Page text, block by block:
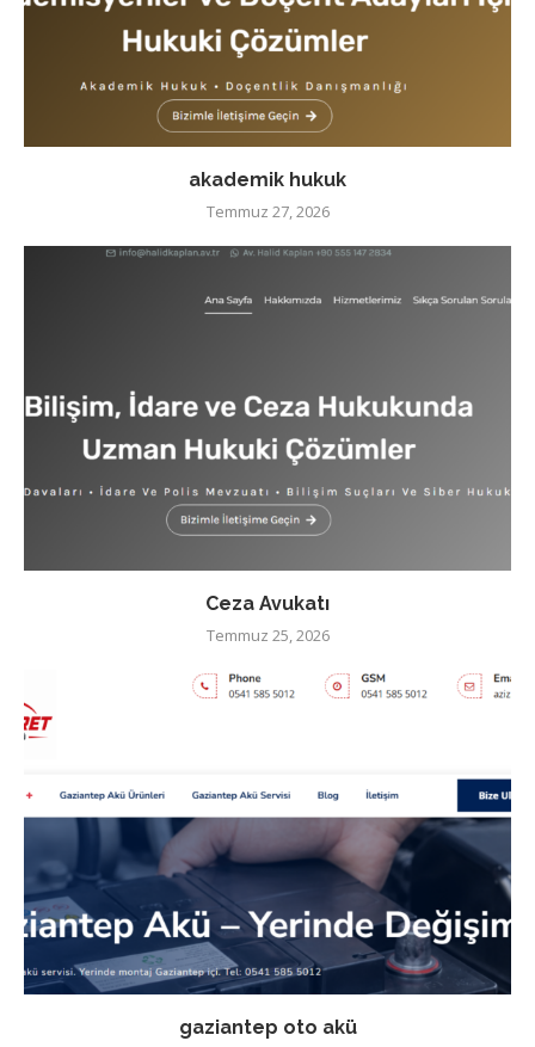
akademik hukuk
Temmuz 27, 2026
Ceza Avukatı
Temmuz 25, 2026
gaziantep oto akü